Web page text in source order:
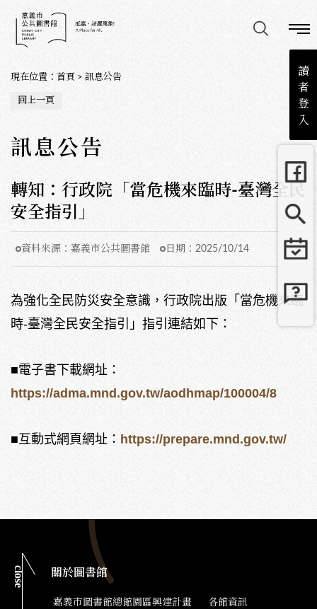
讀
者
登
入
現在位置 ： 首頁 > 訊息公告
回上一頁
訊息公告
轉知：行政院「當危機來臨時-臺灣全民
安全指引」
資料來源： 嘉義市公共圖書館 日期： 2025/10/14
為強化全民防災安全意識，行政院出版「當危機來臨
時-臺灣全民安全指引」指引連結如下：
■電子書下載網址：
https://adma.mnd.gov.tw/aodhmap/100004/8
■互動式網頁網址： https://prepare.mnd.gov.tw/
close 關於圖書館
嘉義市圖書館總館園區興建計畫 各館資訊